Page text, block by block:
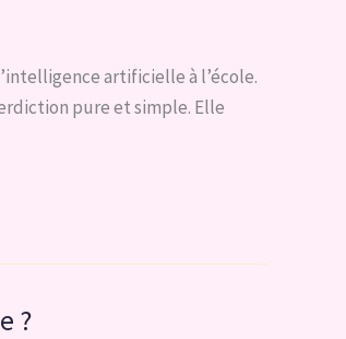
artificielle à l’école.
pure et simple. Elle
?